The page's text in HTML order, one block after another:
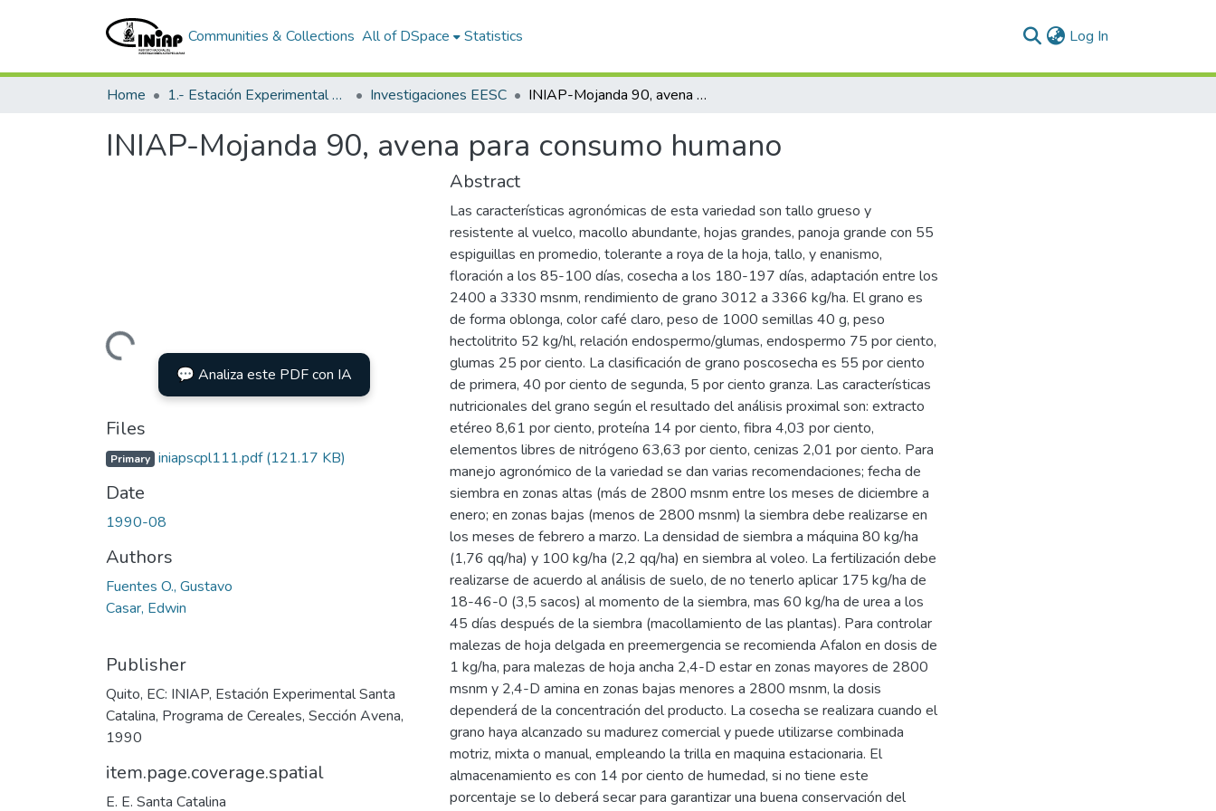
Communities & Collections All of DSpace Statistics Log In
Home 1.- Estación Experimental Santa Catalina Investigaciones EESC INIAP-Mojanda 90, avena para consumo humano
INIAP-Mojanda 90, avena para consumo humano
Loading...
💬 Analiza este PDF con IA
Files
Primary iniapscpl111.pdf(121.17 KB)
Date
1990-08
Authors
Fuentes O., Gustavo
Casar, Edwin
Publisher
Quito, EC: INIAP, Estación Experimental Santa
Catalina, Programa de Cereales, Sección Avena,
1990
item.page.coverage.spatial
E. E. Santa Catalina
Abstract
Las características agronómicas de esta variedad son tallo grueso y
resistente al vuelco, macollo abundante, hojas grandes, panoja grande con 55
espiguillas en promedio, tolerante a roya de la hoja, tallo, y enanismo,
floración a los 85-100 días, cosecha a los 180-197 días, adaptación entre los
2400 a 3330 msnm, rendimiento de grano 3012 a 3366 kg/ha. El grano es
de forma oblonga, color café claro, peso de 1000 semillas 40 g, peso
hectolitrito 52 kg/hl, relación endospermo/glumas, endospermo 75 por ciento,
glumas 25 por ciento. La clasificación de grano poscosecha es 55 por ciento
de primera, 40 por ciento de segunda, 5 por ciento granza. Las características
nutricionales del grano según el resultado del análisis proximal son: extracto
etéreo 8,61 por ciento, proteína 14 por ciento, fibra 4,03 por ciento,
elementos libres de nitrógeno 63,63 por ciento, cenizas 2,01 por ciento. Para
manejo agronómico de la variedad se dan varias recomendaciones; fecha de
siembra en zonas altas (más de 2800 msnm entre los meses de diciembre a
enero; en zonas bajas (menos de 2800 msnm) la siembra debe realizarse en
los meses de febrero a marzo. La densidad de siembra a máquina 80 kg/ha
(1,76 qq/ha) y 100 kg/ha (2,2 qq/ha) en siembra al voleo. La fertilización debe
realizarse de acuerdo al análisis de suelo, de no tenerlo aplicar 175 kg/ha de
18-46-0 (3,5 sacos) al momento de la siembra, mas 60 kg/ha de urea a los
45 días después de la siembra (macollamiento de las plantas). Para controlar
malezas de hoja delgada en preemergencia se recomienda Afalon en dosis de
1 kg/ha, para malezas de hoja ancha 2,4-D estar en zonas mayores de 2800
msnm y 2,4-D amina en zonas bajas menores a 2800 msnm, la dosis
dependerá de la concentración del producto. La cosecha se realizara cuando el
grano haya alcanzado su madurez comercial y puede utilizarse combinada
motriz, mixta o manual, empleando la trilla en maquina estacionaria. El
almacenamiento es con 14 por ciento de humedad, si no tiene este
porcentaje se lo deberá secar para garantizar una buena conservación del